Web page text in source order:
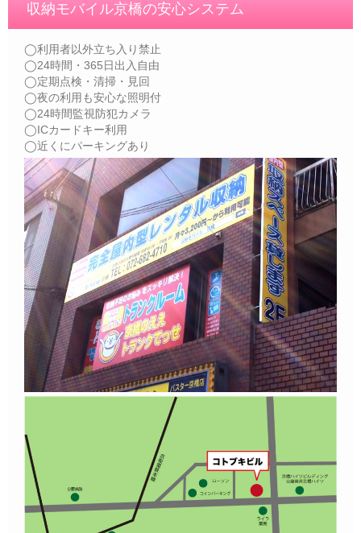
収納モバイル京橋の安心システム
◯利用者以外立ち入り禁止
◯24時間・365日出入自由
◯定期点検・清掃・見回
◯夜の利用も安心な照明付
◯24時間監視防犯カメラ
◯ICカードキー利用
◯近くにパーキングあり